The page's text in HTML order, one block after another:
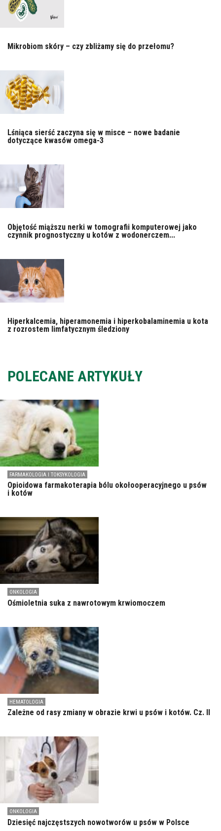
Mikrobiom skóry – czy zbliżamy się do przełomu?
Lśniąca sierść zaczyna się w misce – nowe badanie
dotyczące kwasów omega-3
Objętość miąższu nerki w tomografii komputerowej jako
czynnik prognostyczny u kotów z wodonerczem...
Hiperkalcemia, hiperamonemia i hiperkobalaminemia u kota
z rozrostem limfatycznym śledziony
POLECANE ARTYKUŁY
FARMAKOLOGIA I TOKSYKOLOGIA
Opioidowa farmakoterapia bólu okołooperacyjnego u psów
i kotów
ONKOLOGIA
Ośmioletnia suka z nawrotowym krwiomoczem
HEMATOLOGIA
Zależne od rasy zmiany w obrazie krwi u psów i kotów. Cz. II
ONKOLOGIA
Dziesięć najczęstszych nowotworów u psów w Polsce